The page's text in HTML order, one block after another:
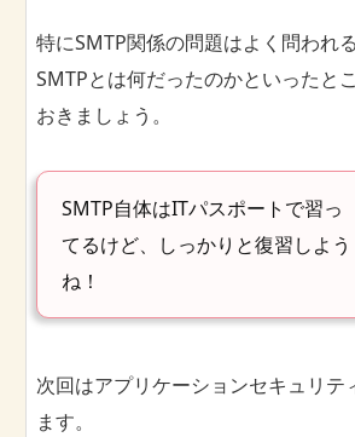
特にSMTP関係の問題はよく問われ
SMTPとは何だったのかといったと
おきましょう。
SMTP自体はITパスポートで習っ
てるけど、しっかりと復習しよう
ね！
次回はアプリケーションセキュリテ
ます。